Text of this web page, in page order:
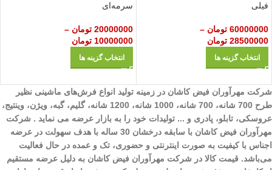
فیلی
60000000 تومان –
28500000 تومان
انتخاب گزینه ها
سرمه‌ای
20000000 تومان –
10000000 تومان
انتخاب گزینه ها
شرکت مهرآوران فیض کاشان در زمینه تولید انواع فرش‌های ماشینی نظیر
طرح 700 شانه، 700 شانه، 1000 شانه، 1200 شانه، گلیم، گبه، ویژن، وینتیج،
عروسکی، تابلو، پادری و ... تولیدات خود را به بازار عرضه می نماید . شرکت
مهرآوران فیض کاشان با سابقه درخشان 30 ساله با هدف سهولت در عرضه
اجناس با کیفیت به صورت اینترنتی و حضوری، تک و عمده در حال فعالیت
می‌باشد. قیمت کالا در شرکت مهرآوران فیض کاشان به دلیل عرضه مستقیم